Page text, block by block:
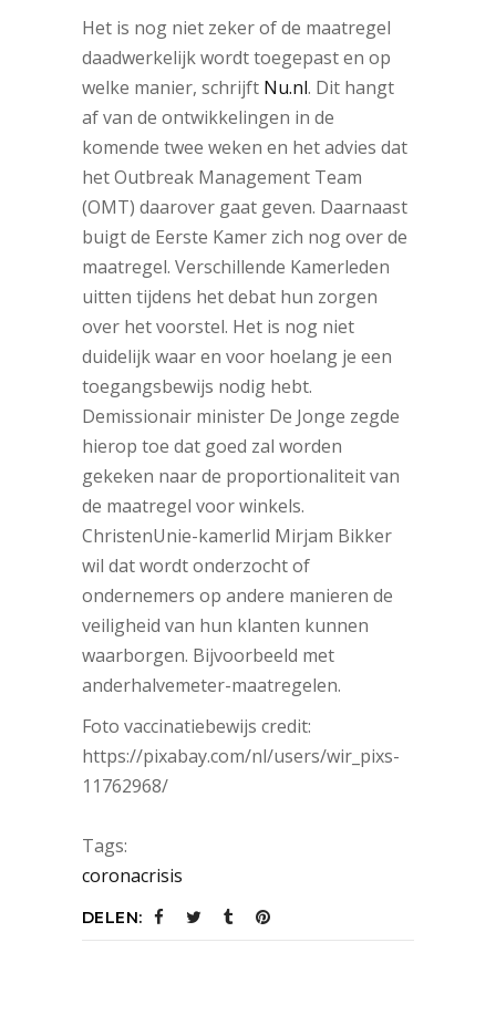
Het is nog niet zeker of de maatregel
daadwerkelijk wordt toegepast en op
welke manier, schrijft Nu.nl. Dit hangt
af van de ontwikkelingen in de
komende twee weken en het advies dat
het Outbreak Management Team
(OMT) daarover gaat geven. Daarnaast
buigt de Eerste Kamer zich nog over de
maatregel. Verschillende Kamerleden
uitten tijdens het debat hun zorgen
over het voorstel. Het is nog niet
duidelijk waar en voor hoelang je een
toegangsbewijs nodig hebt.
Demissionair minister De Jonge zegde
hierop toe dat goed zal worden
gekeken naar de proportionaliteit van
de maatregel voor winkels.
ChristenUnie-kamerlid Mirjam Bikker
wil dat wordt onderzocht of
ondernemers op andere manieren de
veiligheid van hun klanten kunnen
waarborgen. Bijvoorbeeld met
anderhalvemeter-maatregelen.
Foto vaccinatiebewijs credit:
https://pixabay.com/nl/users/wir_pixs-
11762968/
Tags:
coronacrisis
DELEN: